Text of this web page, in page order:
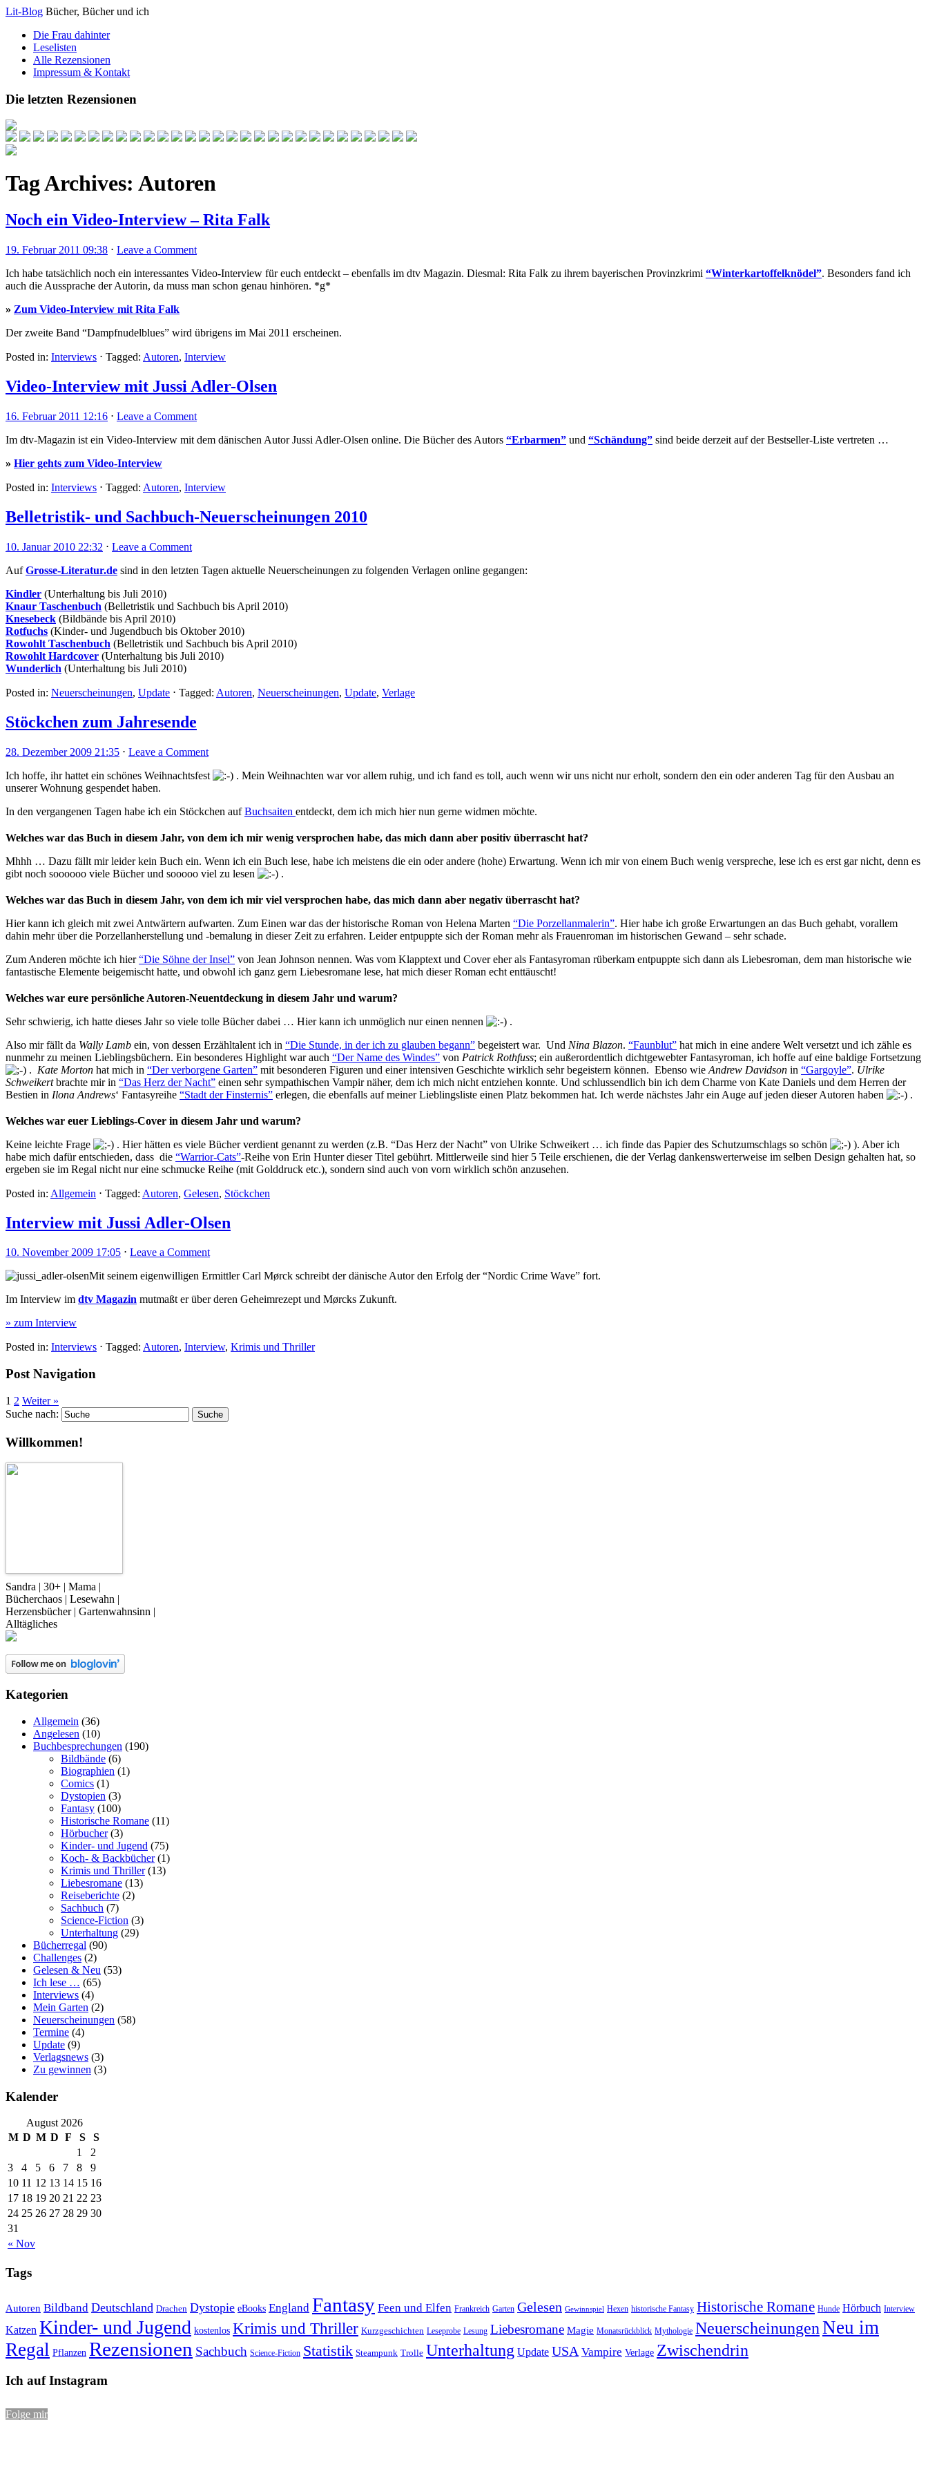
Lit-Blog Bücher, Bücher und ich
Die Frau dahinter
Leselisten
Alle Rezensionen
Impressum & Kontakt
Die letzten Rezensionen
Tag Archives: Autoren
Noch ein Video-Interview – Rita Falk
19. Februar 2011 09:38 ⋅ Leave a Comment
Ich habe tatsächlich noch ein interessantes Video-Interview für euch entdeckt – ebenfalls im dtv Magazin. Diesmal: Rita Falk zu ihrem bayerischen Provinzkrimi “Winterkartoffelknödel”. Besonders fand ich
auch die Aussprache der Autorin, da muss man schon genau hinhören. *g*
» Zum Video-Interview mit Rita Falk
Der zweite Band “Dampfnudelblues” wird übrigens im Mai 2011 erscheinen.
Posted in: Interviews ⋅ Tagged: Autoren, Interview
Video-Interview mit Jussi Adler-Olsen
16. Februar 2011 12:16 ⋅ Leave a Comment
Im dtv-Magazin ist ein Video-Interview mit dem dänischen Autor Jussi Adler-Olsen online. Die Bücher des Autors “Erbarmen” und “Schändung” sind beide derzeit auf der Bestseller-Liste vertreten …
» Hier gehts zum Video-Interview
Posted in: Interviews ⋅ Tagged: Autoren, Interview
Belletristik- und Sachbuch-Neuerscheinungen 2010
10. Januar 2010 22:32 ⋅ Leave a Comment
AufGrosse-Literatur.de sind in den letzten Tagen aktuelle Neuerscheinungen zu folgenden Verlagen online gegangen:
Kindler (Unterhaltung bis Juli 2010)
Knaur Taschenbuch (Belletristik und Sachbuch bis April 2010)
Knesebeck (Bildbände bis April 2010)
Rotfuchs (Kinder- und Jugendbuch bis Oktober 2010)
Rowohlt Taschenbuch (Belletristik und Sachbuch bis April 2010)
Rowohlt Hardcover (Unterhaltung bis Juli 2010)
Wunderlich (Unterhaltung bis Juli 2010)
Posted in: Neuerscheinungen, Update ⋅ Tagged: Autoren, Neuerscheinungen, Update, Verlage
Stöckchen zum Jahresende
28. Dezember 2009 21:35 ⋅ Leave a Comment
Ich hoffe, ihr hattet ein schönes Weihnachtsfest
. Mein Weihnachten war vor allem ruhig, und ich fand es toll, auch wenn wir uns nicht nur erholt, sondern den ein oder anderen Tag für den Ausbau an
unserer Wohnung gespendet haben.
In den vergangenen Tagen habe ich ein Stöckchen aufBuchsaiten entdeckt, dem ich mich hier nun gerne widmen möchte.
Welches war das Buch in diesem Jahr, von dem ich mir wenig versprochen habe, das mich dann aber positiv überrascht hat?
Mhhh … Dazu fällt mir leider kein Buch ein. Wenn ich ein Buch lese, habe ich meistens die ein oder andere (hohe) Erwartung. Wenn ich mir von einem Buch wenig verspreche, lese ich es erst gar nicht, denn es
gibt noch soooooo viele Bücher und sooooo viel zu lesen
.
Welches war das Buch in diesem Jahr, von dem ich mir viel versprochen habe, das mich dann aber negativ überrascht hat?
Hier kann ich gleich mit zwei Antwärtern aufwarten. Zum Einen war das der historische Roman von Helena Marten “Die Porzellanmalerin”. Hier habe ich große Erwartungen an das Buch gehabt, vorallem
dahin mehr über die Porzellanherstellung und -bemalung in dieser Zeit zu erfahren. Leider entpuppte sich der Roman mehr als Frauenroman im historischen Gewand – sehr schade.
Zum Anderen möchte ich hier“Die Söhne der Insel” von Jean Johnson nennen. Was vom Klapptext und Cover eher als Fantasyroman rüberkam entpuppte sich dann als Liebesroman, dem man historische wie
fantastische Elemente beigemischt hatte, und obwohl ich ganz gern Liebesromane lese, hat mich dieser Roman echt enttäuscht!
Welches war eure persönliche Autoren-Neuentdeckung in diesem Jahr und warum?
Sehr schwierig, ich hatte dieses Jahr so viele tolle Bücher dabei … Hier kann ich unmöglich nur einen nennen
.
Also mir fällt da Wally Lamb ein, von dessen Erzähltalent ich in “Die Stunde, in der ich zu glauben begann” begeistert war. Und Nina Blazon. “Faunblut” hat mich in eine andere Welt versetzt und ich zähle es
nunmehr zu meinen Lieblingsbüchern. Ein besonderes Highlight war auch “Der Name des Windes” von Patrick Rothfuss; ein außerordentlich dichtgewebter Fantasyroman, ich hoffe auf eine baldige Fortsetzung
. Kate Morton hat mich in “Der verborgene Garten” mit besonderen Figuren und einer intensiven Geschichte wirklich sehr begeistern können. Ebenso wie Andrew Davidson in “Gargoyle”. Ulrike
Schweikertbrachte mir in “Das Herz der Nacht” einen sehr sympathischen Vampir näher, dem ich mich nicht entziehen konnte. Und schlussendlich bin ich dem Charme von Kate Daniels und dem Herren der
Bestien in Ilona Andrews‘ Fantasyreihe “Stadt der Finsternis” erlegen, die ebenfalls auf meiner Lieblingsliste einen Platz bekommen hat. Ich werde nächstes Jahr ein Auge auf jeden dieser Autoren haben .
Welches war euer Lieblings-Cover in diesem Jahr und warum?
Keine leichte Frage
. Hier hätten es viele Bücher verdient genannt zu werden (z.B. “Das Herz der Nacht” von Ulrike Schweikert … ich finde das Papier des Schutzumschlags so schön
). Aber ich
habe mich dafür entschieden, dass die “Warrior-Cats”-Reihe von Erin Hunter dieser Titel gebührt. Mittlerweile sind hier 5 Teile erschienen, die der Verlag dankenswerterweise im selben Design gehalten hat, so
ergeben sie im Regal nicht nur eine schmucke Reihe (mit Golddruck etc.), sondern sind auch von vorn wirklich schön anzusehen.
Posted in: Allgemein ⋅ Tagged: Autoren, Gelesen, Stöckchen
Interview mit Jussi Adler-Olsen
10. November 2009 17:05 ⋅ Leave a Comment
Mit seinem eigenwilligen Ermittler Carl Mørck schreibt der dänische Autor den Erfolg der “Nordic Crime Wave” fort.
Im Interview im dtv Magazin mutmaßt er über deren Geheimrezept und Mørcks Zukunft.
» zum Interview
Posted in: Interviews ⋅ Tagged: Autoren, Interview, Krimis und Thriller
Post Navigation
1 2 Weiter »
Suche nach:
Willkommen!
Sandra | 30+ | Mama |
Bücherchaos | Lesewahn |
Herzensbücher | Gartenwahnsinn |
Alltägliches
Kategorien
Allgemein (36)
Angelesen (10)
Buchbesprechungen (190)
Bildbände (6)
Biographien (1)
Comics (1)
Dystopien (3)
Fantasy (100)
Historische Romane (11)
Hörbucher(3)
Kinder- und Jugend (75)
Koch- & Backbücher(1)
Krimis und Thriller(13)
Liebesromane (13)
Reiseberichte (2)
Sachbuch (7)
Science-Fiction (3)
Unterhaltung (29)
Bücherregal (90)
Challenges (2)
Gelesen & Neu (53)
Ich lese … (65)
Interviews (4)
Mein Garten (2)
Neuerscheinungen (58)
Termine (4)
Update (9)
Verlagsnews (3)
Zu gewinnen (3)
Kalender
August 2026
M D M D F S S
« Nov
1
2
3
4 5 6 7 8
9
10 11 12 13 14 15 16
17 18 19 20 21 22 23
24 25 26 27 28 29 30
31
Tags
Autoren Bildband Deutschland Drachen Dystopie eBooks England Fantasy Feen und Elfen Frankreich Garten Gelesen Gewinnspiel Hexen historische Fantasy Historische Romane Hunde Hörbuch Interview
Katzen Kinder- und Jugend kostenlos Krimis und Thriller Kurzgeschichten Leseprobe Lesung Liebesromane Magie Monatsrückblick Mythologie NeuerscheinungenNeu im
Regal Pflanzen Rezensionen Sachbuch Science-Fiction Statistik Steampunk Trolle Unterhaltung Update USA Vampire Verlage Zwischendrin
Ich auf Instagram
Folge mir